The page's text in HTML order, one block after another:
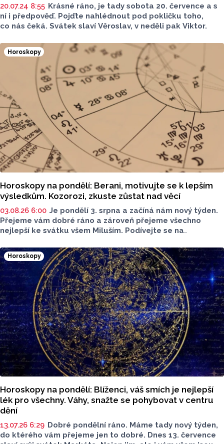
20.07.24 8:55 Krásné ráno, je tady sobota 20. července a s
ní i předpověď. Pojďte nahlédnout pod pokličku toho,
co nás čeká. Svátek slaví Věroslav, v neděli pak Viktor.
Horoskopy
Horoskopy na pondělí: Berani, motivujte se k lepším
výsledkům. Kozorozi, zkuste zůstat nad věcí
03.08.26 6:00 Je pondělí 3. srpna a začíná nám nový týden.
Přejeme vám dobré ráno a zároveň přejeme všechno
nejlepší ke svátku všem Miluším. Podívejte se na
Horoskopy
Horoskopy na pondělí: Blíženci, váš smích je nejlepší
lék pro všechny. Váhy, snažte se pohybovat v centru
dění
13.07.26 6:29 Dobré pondělní ráno. Máme tady nový týden,
do ktérého vám přejeme jen to dobré. Dnes 13. července